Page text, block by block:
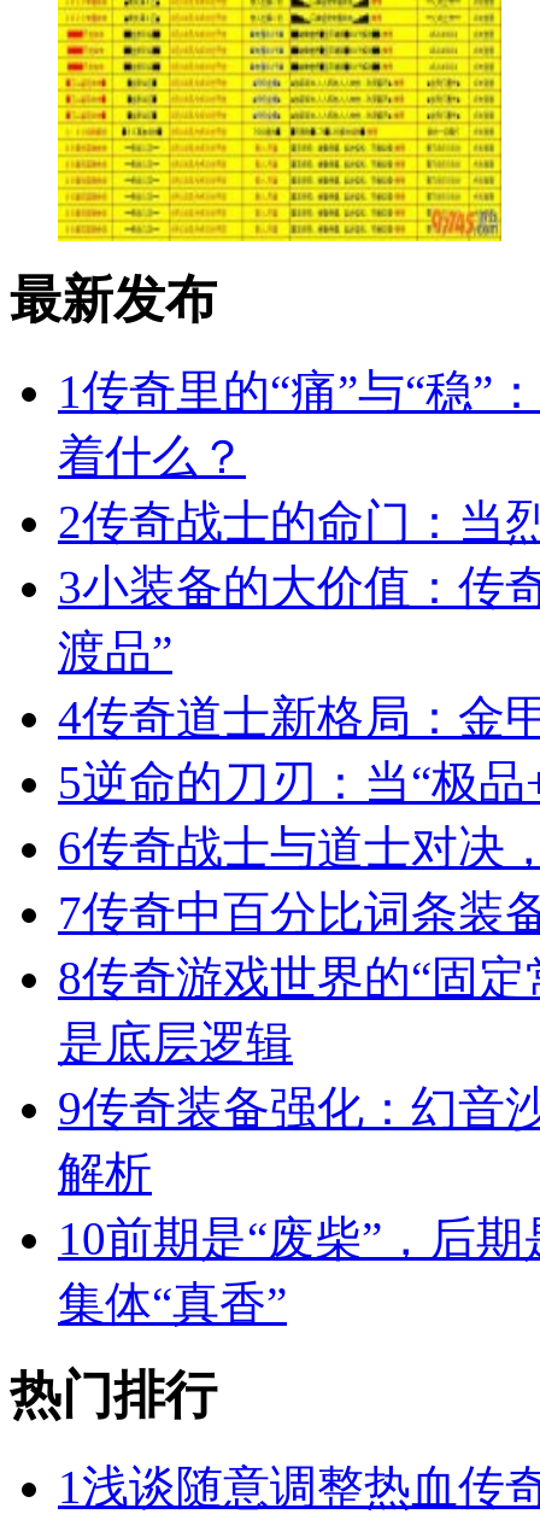
最新发布
1传奇里的“痛”与“稳”
着什么？
2传奇战士的命门：当
3小装备的大价值：传
渡品”
4传奇道士新格局：金
5逆命的刀刃：当“极
6传奇战士与道士对决
7传奇中百分比词条装
8传奇游戏世界的“固
是底层逻辑
9传奇装备强化：幻音
解析
10前期是“废柴”，后
集体“真香”
热门排行
1浅谈随意调整热血传